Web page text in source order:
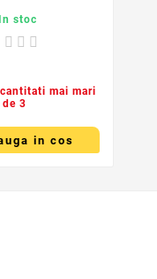
In stoc
mai mari
de 3
in cos